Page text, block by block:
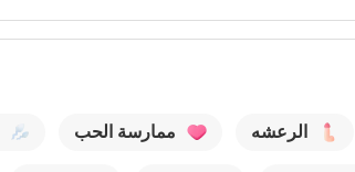
الرعشه ممارسة الحب